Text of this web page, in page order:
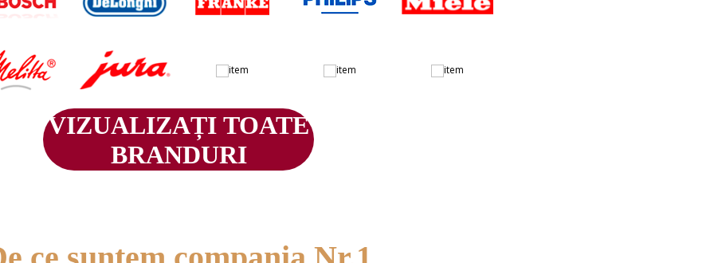
VIZUALIZAȚI TOATE
BRANDURI